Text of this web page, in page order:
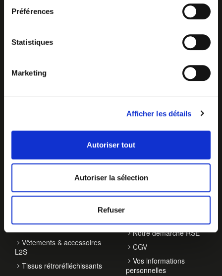
Préférences
Statistiques
Marketing
Afficher les détails
Autoriser tout
Autoriser la sélection
Refuser
NOS ACTIVITÉS
Balisage de véhicules
EPI haute visibilité
Vêtements & accessoires
L2S
Tissus rétroréfléchissants
À PROPOS
Qui sommes-nous ?
Notre démarche RSE
CGV
Vos informations
personnelles